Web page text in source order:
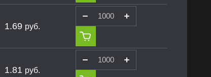
1.69 руб.
1.81 руб.